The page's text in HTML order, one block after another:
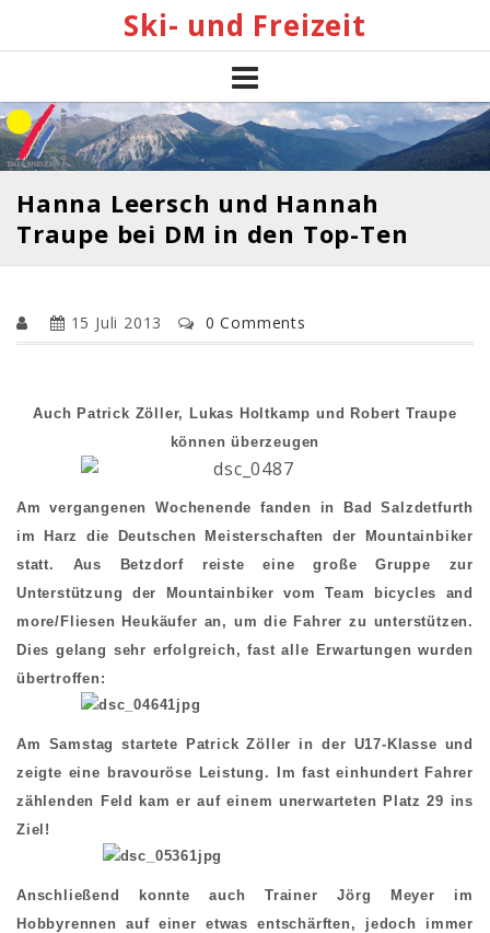
Ski- und Freizeit
Hanna Leersch und Hannah
Traupe bei DM in den Top-Ten
15 Juli 2013 0 Comments
Auch Patrick Zöller, Lukas Holtkamp und Robert Traupe
können überzeugen
Am vergangenen Wochenende fanden in Bad Salzdetfurth
im Harz die Deutschen Meisterschaften der Mountainbiker
statt. Aus Betzdorf reiste eine große Gruppe zur
Unterstützung der Mountainbiker vom Team bicycles and
more/Fliesen Heukäufer an, um die Fahrer zu unterstützen.
Dies gelang sehr erfolgreich, fast alle Erwartungen wurden
übertroffen:
Am Samstag startete Patrick Zöller in der U17-Klasse und
zeigte eine bravouröse Leistung. Im fast einhundert Fahrer
zählenden Feld kam er auf einem unerwarteten Platz 29 ins
Ziel!
Anschließend konnte auch Trainer Jörg Meyer im
Hobbyrennen auf einer etwas entschärften, jedoch immer